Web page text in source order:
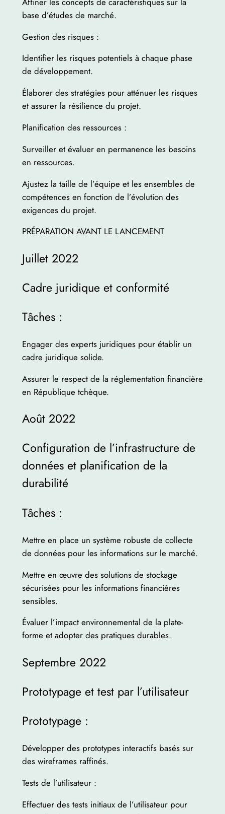
base d’études de marché.
Gestion des risques :
Identifier les risques potentiels à chaque phase
de développement.
Élaborer des stratégies pour atténuer les risques
et assurer la résilience du projet.
Planification des ressources :
Surveiller et évaluer en permanence les besoins
en ressources.
Ajustez la taille de l’équipe et les ensembles de
compétences en fonction de l’évolution des
exigences du projet.
PRÉPARATION AVANT LE LANCEMENT
Juillet 2022
Cadre juridique et conformité
Tâches :
Engager des experts juridiques pour établir un
cadre juridique solide.
Assurer le respect de la réglementation financière
en République tchèque.
Août 2022
Configuration de l’infrastructure de
données et planification de la
durabilité
Tâches :
Mettre en place un système robuste de collecte
de données pour les informations sur le marché.
Mettre en œuvre des solutions de stockage
sécurisées pour les informations financières
sensibles.
Évaluer l’impact environnemental de la plate-
forme et adopter des pratiques durables.
Septembre 2022
Prototypage et test par l’utilisateur
Prototypage :
Développer des prototypes interactifs basés sur
des wireframes raffinés.
Tests de l’utilisateur :
Effectuer des tests initiaux de l’utilisateur pour